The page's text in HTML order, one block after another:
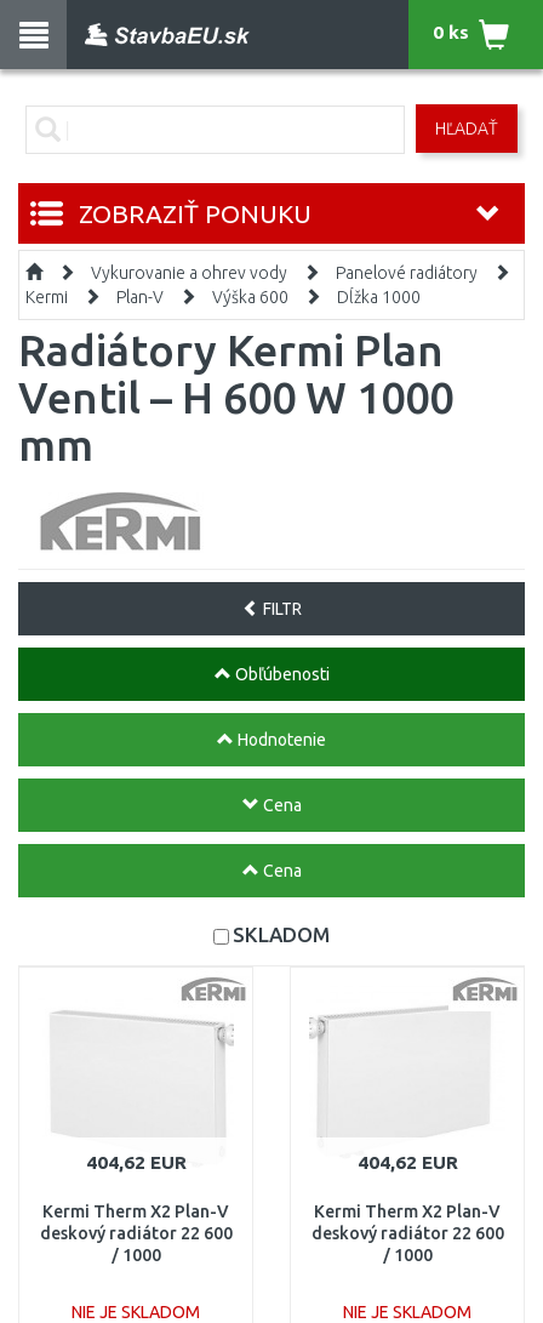
HĽADAŤ
0 ks
ZOBRAZIŤ PONUKU
Vykurovanie a ohrev vody
Panelové radiátory
Kermi
Plan-V Výška 600 Dĺžka 1000
Radiátory Kermi Plan
Ventil – H 600 W 1000
mm
FILTR
Obľúbenosti
Hodnotenie
Cena
Cena
SKLADOM
404,62 EUR
Kermi Therm X2 Plan-V
deskový radiátor 22 600
/ 1000
NIE JE SKLADOM
404,62 EUR
Kermi Therm X2 Plan-V
deskový radiátor 22 600
/ 1000
NIE JE SKLADOM